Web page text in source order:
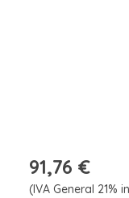
91,76 €
(IVA General 21%